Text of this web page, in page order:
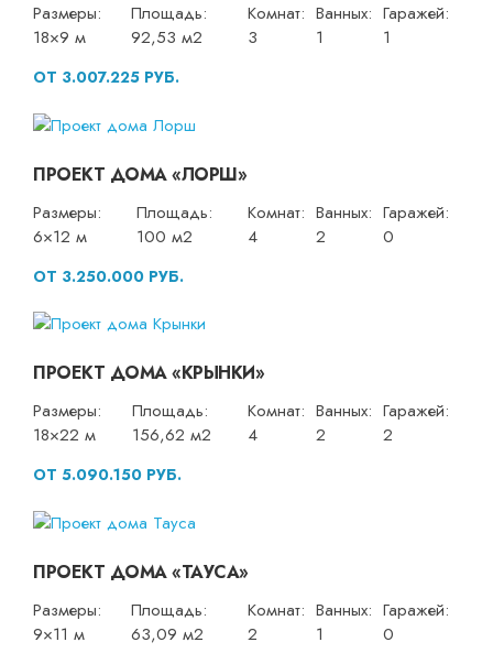
Размеры:
18×9 м
Площадь:
92,53 м2
Комнат:
3
Ванных:
1
Гаражей:
1
ОТ 3.007.225 РУБ.
ПРОЕКТ ДОМА «ЛОРШ»
Размеры:
6×12 м
Площадь:
100 м2
Комнат:
4
Ванных:
2
Гаражей:
0
ОТ 3.250.000 РУБ.
ПРОЕКТ ДОМА «КРЫНКИ»
Размеры:
18×22 м
Площадь:
156,62 м2
Комнат:
4
Ванных:
2
Гаражей:
2
ОТ 5.090.150 РУБ.
ПРОЕКТ ДОМА «ТАУСА»
Размеры:
9×11 м
Площадь:
63,09 м2
Комнат:
2
Ванных:
1
Гаражей:
0